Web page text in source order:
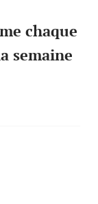
chaque
semaine